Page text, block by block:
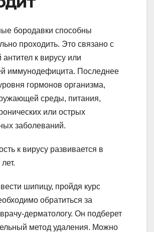
бородавки способны
проходить. Это связано с
к вирусу или
иммунодефицита. Последнее
гормонов организма,
среды, питания,
или острых
заболеваний.
к вирусу развивается в
шипицу, пройдя курс
обратиться за
дерматологу. Он подберет
метод удаления. Можно